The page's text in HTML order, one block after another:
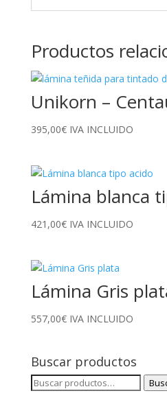
Productos
Unikorn –
395,00€ IVA INCLUIDO
Lámina blanca
421,00€ IVA INCLUIDO
Lámina Gris
557,00€ IVA INCLUIDO
Buscar productos
Buscar